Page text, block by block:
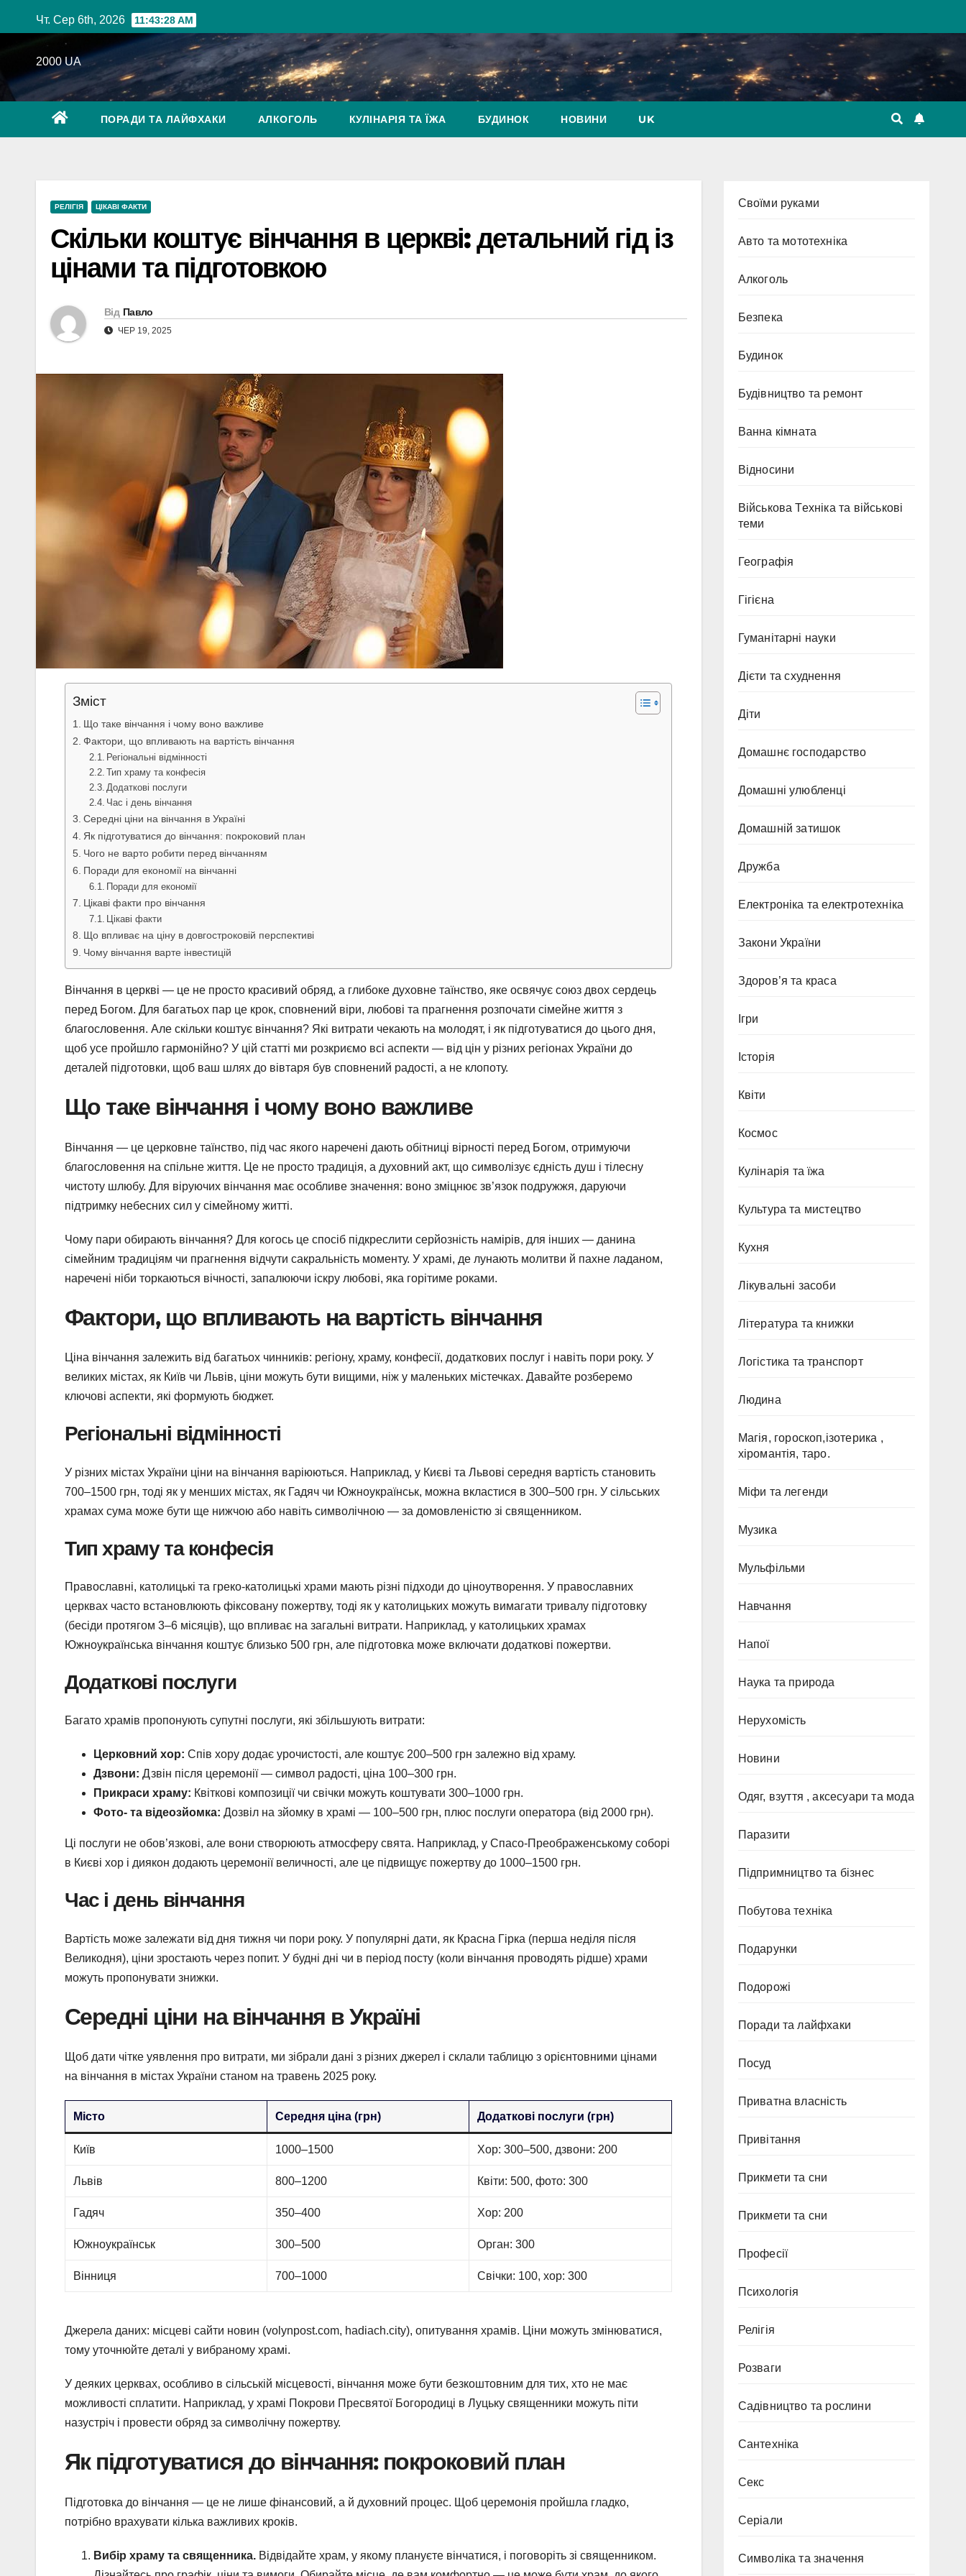
до
Чт. Сер 6th, 2026 11:43:29 AM
2000 UA
ПОРАДИ ТА ЛАЙФХАКИ АЛКОГОЛЬ КУЛІНАРІЯ ТА ЇЖА БУДИНОК НОВИНИ UK
РЕЛІГІЯ ЦІКАВІ ФАКТИ
Скільки коштує вінчання в церкві: детальний гід із
цінами та підготовкою
Від Павло
ЧЕР 19, 2025
Зміст
Що таке вінчання і чому воно важливе
Фактори, що впливають на вартість вінчання
Регіональні відмінності
Тип храму та конфесія
Додаткові послуги
Час і день вінчання
Середні ціни на вінчання в Україні
Як підготуватися до вінчання: покроковий план
Чого не варто робити перед вінчанням
Поради для економії на вінчанні
Поради для економії
Цікаві факти про вінчання
Цікаві факти
Що впливає на ціну в довгостроковій перспективі
Чому вінчання варте інвестицій
Вінчання в церкві — це не просто красивий обряд, а глибоке духовне таїнство, яке освячує союз двох сердець
перед Богом. Для багатьох пар це крок, сповнений віри, любові та прагнення розпочати сімейне життя з
благословення. Але скільки коштує вінчання? Які витрати чекають на молодят, і як підготуватися до цього дня,
щоб усе пройшло гармонійно? У цій статті ми розкриємо всі аспекти — від цін у різних регіонах України до
деталей підготовки, щоб ваш шлях до вівтаря був сповнений радості, а не клопоту.
Що таке вінчання і чому воно важливе
Вінчання — це церковне таїнство, під час якого наречені дають обітниці вірності перед Богом, отримуючи
благословення на спільне життя. Це не просто традиція, а духовний акт, що символізує єдність душ і тілесну
чистоту шлюбу. Для віруючих вінчання має особливе значення: воно зміцнює зв’язок подружжя, даруючи
підтримку небесних сил у сімейному житті.
Чому пари обирають вінчання? Для когось це спосіб підкреслити серйозність намірів, для інших — данина
сімейним традиціям чи прагнення відчути сакральність моменту. У храмі, де лунають молитви й пахне ладаном,
наречені ніби торкаються вічності, запалюючи іскру любові, яка горітиме роками.
Фактори, що впливають на вартість вінчання
Ціна вінчання залежить від багатьох чинників: регіону, храму, конфесії, додаткових послуг і навіть пори року. У
великих містах, як Київ чи Львів, ціни можуть бути вищими, ніж у маленьких містечках. Давайте розберемо
ключові аспекти, які формують бюджет.
Регіональні відмінності
У різних містах України ціни на вінчання варіюються. Наприклад, у Києві та Львові середня вартість становить
700–1500 грн, тоді як у менших містах, як Гадяч чи Южноукраїнськ, можна вкластися в 300–500 грн. У сільських
храмах сума може бути ще нижчою або навіть символічною — за домовленістю зі священником.
Тип храму та конфесія
Православні, католицькі та греко-католицькі храми мають різні підходи до ціноутворення. У православних
церквах часто встановлюють фіксовану пожертву, тоді як у католицьких можуть вимагати тривалу підготовку
(бесіди протягом 3–6 місяців), що впливає на загальні витрати. Наприклад, у католицьких храмах
Южноукраїнська вінчання коштує близько 500 грн, але підготовка може включати додаткові пожертви.
Додаткові послуги
Багато храмів пропонують супутні послуги, які збільшують витрати:
Церковний хор: Спів хору додає урочистості, але коштує 200–500 грн залежно від храму.
Дзвони: Дзвін після церемонії — символ радості, ціна 100–300 грн.
Прикраси храму: Квіткові композиції чи свічки можуть коштувати 300–1000 грн.
Фото- та відеозйомка: Дозвіл на зйомку в храмі — 100–500 грн, плюс послуги оператора (від 2000 грн).
Ці послуги не обов’язкові, але вони створюють атмосферу свята. Наприклад, у Спасо-Преображенському соборі
в Києві хор і диякон додають церемонії величності, але це підвищує пожертву до 1000–1500 грн.
Час і день вінчання
Вартість може залежати від дня тижня чи пори року. У популярні дати, як Красна Гірка (перша неділя після
Великодня), ціни зростають через попит. У будні дні чи в період посту (коли вінчання проводять рідше) храми
можуть пропонувати знижки.
Середні ціни на вінчання в Україні
Щоб дати чітке уявлення про витрати, ми зібрали дані з різних джерел і склали таблицю з орієнтовними цінами
на вінчання в містах України станом на травень 2025 року.
Місто Середня ціна (грн) Додаткові послуги (грн)
Київ 1000–1500 Хор: 300–500, дзвони: 200
Львів 800–1200 Квіти: 500, фото: 300
Гадяч 350–400 Хор: 200
Южноукраїнськ 300–500 Орган: 300
Вінниця 700–1000 Свічки: 100, хор: 300
Джерела даних: місцеві сайти новин (volynpost.com, hadiach.city), опитування храмів. Ціни можуть змінюватися,
тому уточнюйте деталі у вибраному храмі.
У деяких церквах, особливо в сільській місцевості, вінчання може бути безкоштовним для тих, хто не має
можливості сплатити. Наприклад, у храмі Покрови Пресвятої Богородиці в Луцьку священники можуть піти
назустріч і провести обряд за символічну пожертву.
Як підготуватися до вінчання: покроковий план
Підготовка до вінчання — це не лише фінансовий, а й духовний процес. Щоб церемонія пройшла гладко,
потрібно врахувати кілька важливих кроків.
Вибір храму та священника. Відвідайте храм, у якому плануєте вінчатися, і поговоріть зі священником.
Cвоїми руками
Авто та мототехніка
Алкоголь
Безпека
Будинок
Будівництво та ремонт
Ванна кімната
Відносини
Військова Техніка та військові
теми
Географія
Гігієна
Гуманітарні науки
Дієти та схуднення
Діти
Домашнє господарство
Домашні улюбленці
Домашній затишок
Дружба
Електроніка та електротехніка
Закони України
Здоров’я та краса
Ігри
Історія
Квіти
Космос
Кулінарія та їжа
Культура та мистецтво
Кухня
Лікувальні засоби
Література та книжки
Логістика та транспорт
Людина
Магія, гороскоп,ізотерика ,
хіромантія, таро.
Міфи та легенди
Музика
Мульфільми
Навчання
Напої
Наука та природа
Нерухомість
Новини
Одяг, взуття , аксесуари та мода
Паразити
Підпримництво та бізнес
Побутова техніка
Подарунки
Подорожі
Поради та лайфхаки
Посуд
Приватна власність
Привітання
Прикмети та сни
Прикмети та сни
Професії
Психологія
Релігія
Розваги
Садівництво та рослини
Сантехніка
Секс
Серіали
Символіка та значення